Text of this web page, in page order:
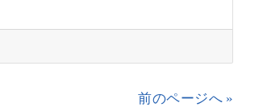
前のページへ »